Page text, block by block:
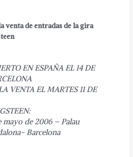
venta de entradas de la gira
EN ESPAÑA EL 14 DE
VENTA EL MARTES 11 DE
mayo de 2006 – Palau
Barcelona